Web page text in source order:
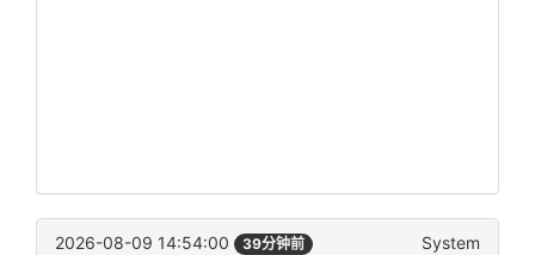
2026-08-09 14:54:00 39分钟前 System